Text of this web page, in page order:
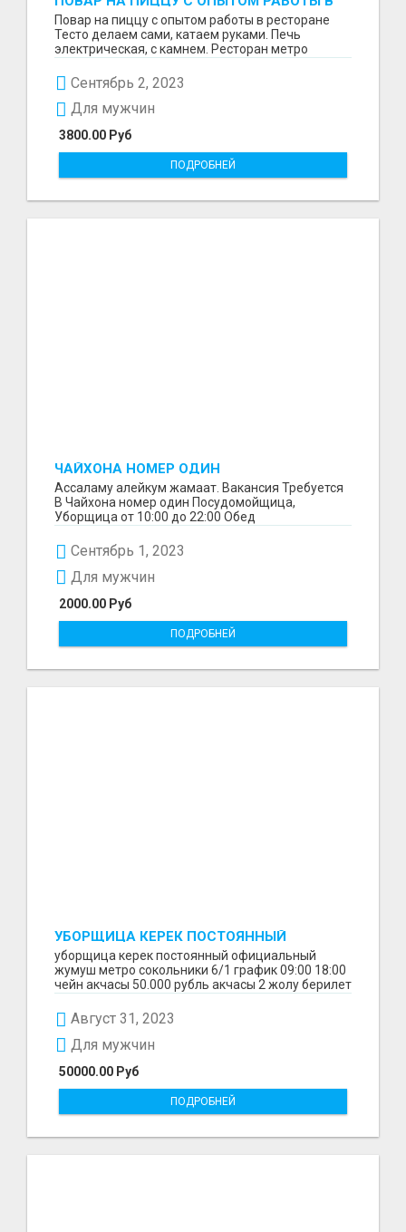
РЕСТОРАНЕ
Повар на пиццу с опытом работы в ресторане
Тесто делаем сами, катаем руками. Печь
электрическая, с камнем. Ресторан метро
Сентябрь 2, 2023
3800.00 Руб
Для мужчин
ПОДРОБНЕЙ
ЧАЙХОНА НОМЕР ОДИН
ПОСУДОМОЙЩИЦА,
Ассаламу алейкум жамаат. Вакансия Требуется
В Чайхона номер один Посудомойщица,
Уборщица от 10:00 до 22:00 Обед
Сентябрь 1, 2023
2000.00 Руб
Для мужчин
ПОДРОБНЕЙ
УБОРЩИЦА КЕРЕК ПОСТОЯННЫЙ
ОФИЦИАЛЬНЫЙ ЖУМУШ
уборщица керек постоянный официальный
жумуш метро сокольники 6/1 график 09:00 18:00
чейн акчасы 50.000 рубль акчасы 2 жолу берилет
Август 31, 2023
50000.00 Руб
Для мужчин
ПОДРОБНЕЙ